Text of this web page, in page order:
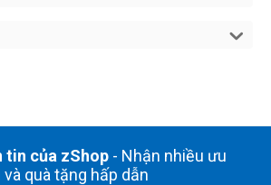
tin của zShop- Nhận nhiều ưu
và quà tặng hấp dẫn